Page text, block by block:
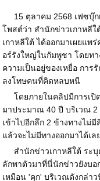
15 ตุลาคม 2568 เฟซบุ๊ก
โพสต์ว่า สำนักข่าวเกาหลี
เกาหลีใต้ ได้ออกมาเผยแพ
อร์รังใหญ่ในกัมพูชา โดยทา
ความเป็นอยู่ของเหยื่อ การ
ลงโทษคนที่คิดหลบหนี
โดยภายในคลิปมีการเปิ
มาประมาณ 40 ปี บริเวณ 2
เข้าไปอีกลึก 2 ข้างทางไม่มี
แล้วจะไม่มีทางออกมาได้เล
สำนักข่าวเกาหลีใต้ ระ
ลักพาตัวมาที่นี่นักข่าวยังบอ
เหมือน 'คุก' บริเวณดังกล่า